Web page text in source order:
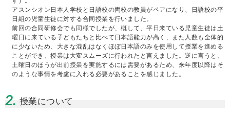
アスンシオン日本人学校と日語校の両校の教員がペアになり、日語校の平
日組の児童生徒に対する合同授業を行いました。
前回の合同研修会でも同様でしたが、概して、平日来ている児童生徒は土
曜日に来ている子どもたちと比べて日本語能力が高く、また人数も全体的
に少ないため、大きな混乱はなくほぼ日本語のみを使用して授業を進める
ことができ、授業は大変スムーズに行われたと言えました。逆に言うと、
土曜日のほうが出前授業を実施するには需要があるため、来年度以降はそ
のような事情を考慮に入れる必要があることを感じました。
2. 授業について